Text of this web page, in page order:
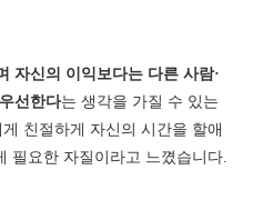
자신의 이익보다는 다른 사람·
선한다는 생각을 가질 수 있는
친절하게 자신의 시간을 할애
필요한 자질이라고 느꼈습니다.